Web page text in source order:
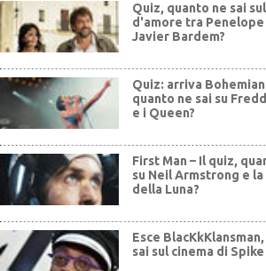
Quiz, quanto ne sai
d'amore tra Penelope
Javier Bardem?
Quiz: arriva
quanto ne sai su
e i Queen?
First Man – Il quiz,
su Neil Armstrong e
della Luna?
Esce
sai sul cinema di Spike